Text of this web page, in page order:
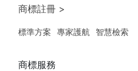
商標註冊 >
標準方案 專家護航 智慧檢索
商標服務